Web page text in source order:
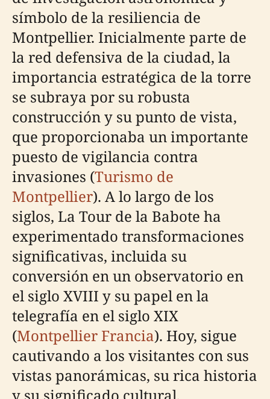
símbolo de la resiliencia de
Montpellier. Inicialmente parte de
la red defensiva de la ciudad, la
importancia estratégica de la torre
se subraya por su robusta
construcción y su punto de vista,
que proporcionaba un importante
puesto de vigilancia contra
invasiones (Turismo de
Montpellier). A lo largo de los
siglos, La Tour de la Babote ha
experimentado transformaciones
significativas, incluida su
conversión en un observatorio en
el siglo XVIII y su papel en la
telegrafía en el siglo XIX
(Montpellier Francia). Hoy, sigue
cautivando a los visitantes con sus
vistas panorámicas, su rica historia